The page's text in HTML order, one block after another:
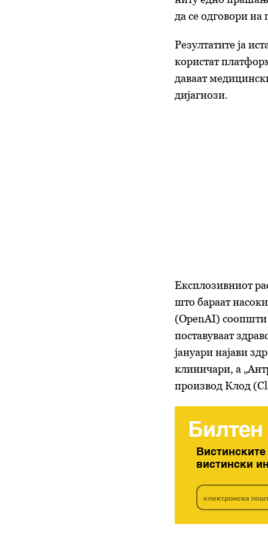
да се одговори на
Резултатите ја
користат
даваат
дијагнози.
Експлозивниот
што бараат
(OpenAI) соопшти
поставуваат
јануари најави
клиничари, а
производ Клод
Билтен
вистински